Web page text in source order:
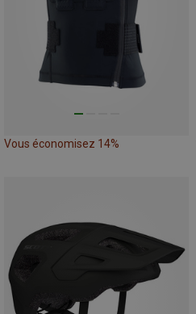
Vous économisez 14%